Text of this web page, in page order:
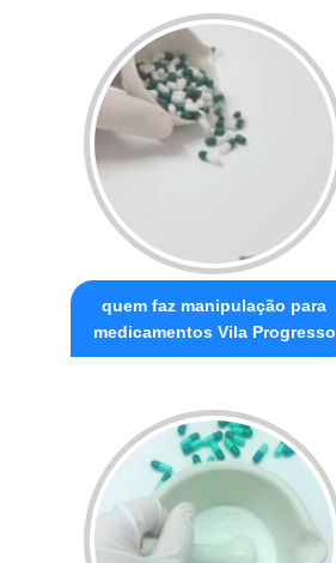
quem faz manipulação para
medicamentos Vila Progresso